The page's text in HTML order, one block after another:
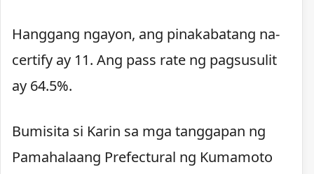
Hanggang ngayon, ang pinakabatang na-
certify ay 11. Ang pass rate ng pagsusulit
ay 64.5%.
Bumisita si Karin sa mga tanggapan ng
Pamahalaang Prefectural ng Kumamoto